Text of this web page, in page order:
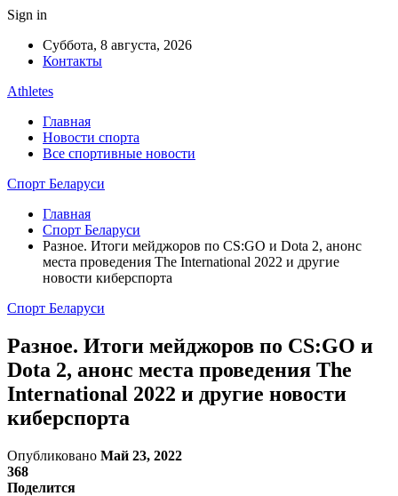
Sign in
Суббота, 8 августа, 2026
Контакты
Athletes
Главная
Новости спорта
Все спортивные новости
Спорт Беларуси
Главная
Спорт Беларуси
Разное. Итоги мейджоров по CS:GO и Dota 2, анонс
места проведения The International 2022 и другие
новости киберспорта
Спорт Беларуси
Разное. Итоги мейджоров по CS:GO и
Dota 2, анонс места проведения The
International 2022 и другие новости
киберспорта
Опубликовано Май 23, 2022
368
Поделится